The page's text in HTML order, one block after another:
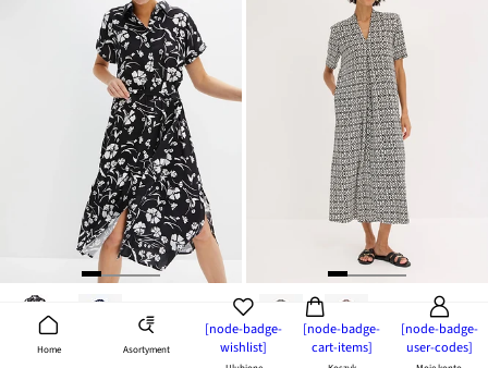
Home Asortyment
[node-badge-
wishlist]
[node-badge-
cart-items]
[node-badge-
user-codes]